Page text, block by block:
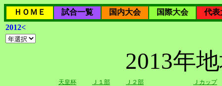
ＨＯＭＥ 試合一覧 国内大会 国際大会
代表
2012<
2013年
天皇杯 Ｊ１部 Ｊ２部
Ｊカップ